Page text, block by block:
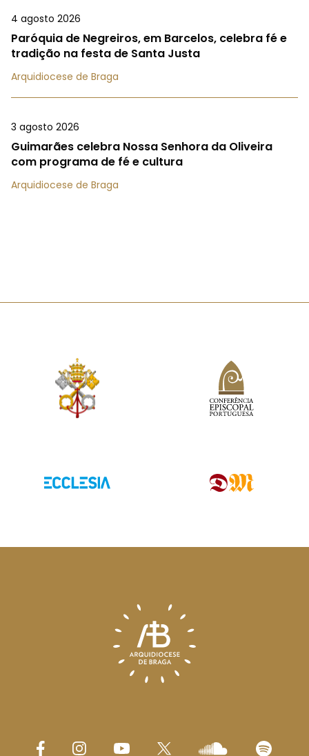
4 agosto 2026
Paróquia de Negreiros, em Barcelos, celebra fé e
tradição na festa de Santa Justa
Arquidiocese de Braga
3 agosto 2026
Guimarães celebra Nossa Senhora da Oliveira
com programa de fé e cultura
Arquidiocese de Braga